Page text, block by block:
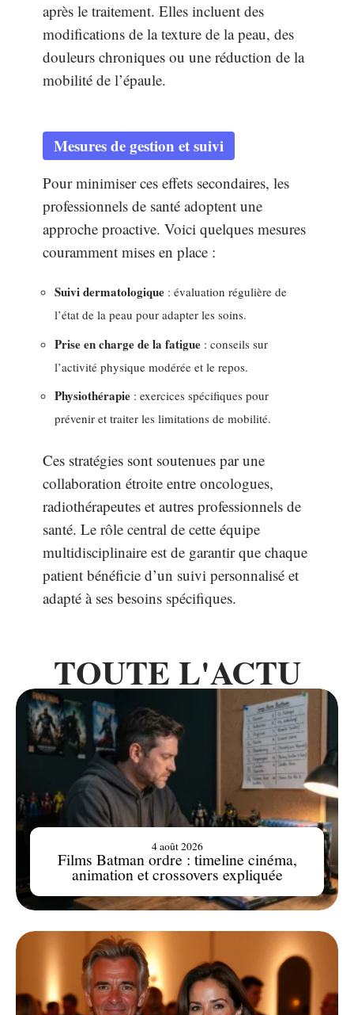
après le traitement. Elles incluent des
modifications de la texture de la peau, des
douleurs chroniques ou une réduction de la
mobilité de l’épaule.
Mesures de gestion et suivi
Pour minimiser ces effets secondaires, les
professionnels de santé adoptent une
approche proactive. Voici quelques mesures
couramment mises en place :
Suivi dermatologique : évaluation régulière de
l’état de la peau pour adapter les soins.
Prise en charge de la fatigue : conseils sur
l’activité physique modérée et le repos.
Physiothérapie : exercices spécifiques pour
prévenir et traiter les limitations de mobilité.
Ces stratégies sont soutenues par une
collaboration étroite entre oncologues,
radiothérapeutes et autres professionnels de
santé. Le rôle central de cette équipe
multidisciplinaire est de garantir que chaque
patient bénéficie d’un suivi personnalisé et
adapté à ses besoins spécifiques.
TOUTE L'ACTU
Films Batman ordre : timeline cinéma,
animation et crossovers expliquée
4 août 2026